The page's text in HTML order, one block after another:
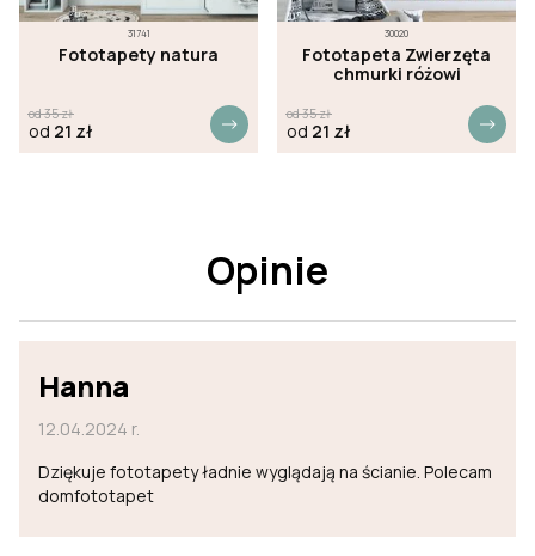
31741
Fototapety natura
od35zł
od 21 zł
30020
Fototapeta Zwierzęta
chmurki różowi
od35zł
od 21 zł
Opinie
Hanna
12.04.2024 r.
Dziękuje fototapety ładnie wyglądają na ścianie. Polecam
domfototapet